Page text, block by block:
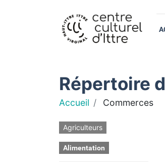
Répertoire
Accueil Commerces
Agriculteurs
Alimentation